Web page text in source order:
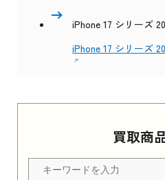
買取商
iPhone 17 シリーズ
iPhone 17 シリーズ
ら
Apple Watch Series
ちら